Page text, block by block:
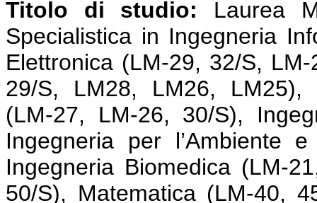
Titolo di studio:
Laurea
Specialistica in Ingegneria
Elettronica (LM-29, 32/S,
29/S, LM28, LM26, LM25),
(LM-27, LM-26, 30/S),
Ingegneria per l’Ambiente
Ingegneria Biomedica (LM-
50/S), Matematica (LM-40,